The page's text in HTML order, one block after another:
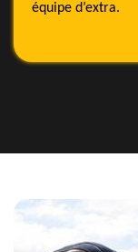
équipe d’extra.